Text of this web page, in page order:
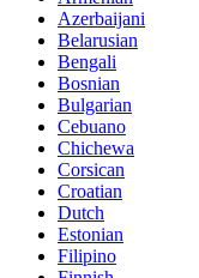
Azerbaijani
Belarusian
Bengali
Bosnian
Bulgarian
Cebuano
Chichewa
Corsican
Croatian
Dutch
Estonian
Filipino